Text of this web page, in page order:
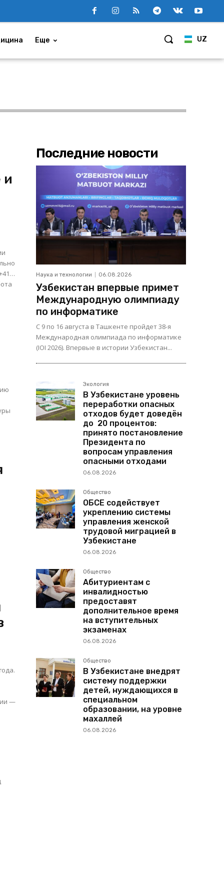
UZ
Еще
и
—
Последние новости
Наука и технологии 06.08.2026
Узбекистан впервые примет
Международную олимпиаду
по информатике
С 9 по 16 августа в Ташкенте пройдет 38-я
Международная олимпиада по информатике
(IOI 2026). Впервые в истории Узбекистан...
Экология
В Узбекистане уровень
переработки опасных
отходов будет доведён
до 20 процентов:
принято постановление
Президента по
вопросам управления
опасными отходами
06.08.2026
Общество
ОБСЕ содействует
укреплению системы
управления женской
трудовой миграцией в
Узбекистане
06.08.2026
Общество
Абитуриентам с
инвалидностью
предоставят
дополнительное время
на вступительных
экзаменах
06.08.2026
Общество
В Узбекистане внедрят
систему поддержки
детей, нуждающихся в
специальном
образовании, на уровне
махаллей
06.08.2026